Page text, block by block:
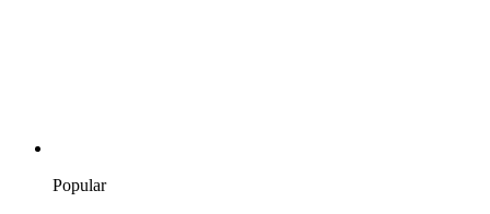
Popular